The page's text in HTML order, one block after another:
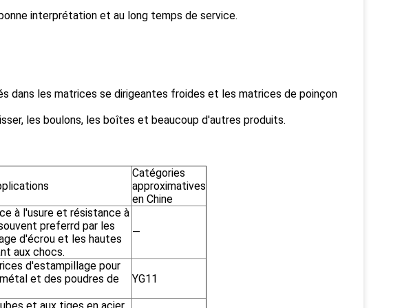
interprétation et au long temps de service.
dans les matrices se dirigeantes froides et les matrices de poinçon
les boulons, les boîtes et beaucoup d'autres produits.
Catégories
approximatives
en Chine
à l'usure et résistance à
preferrd par les
d'écrou et les hautes
aux chocs.
—
d'estampillage pour
et des poudres de
YG11